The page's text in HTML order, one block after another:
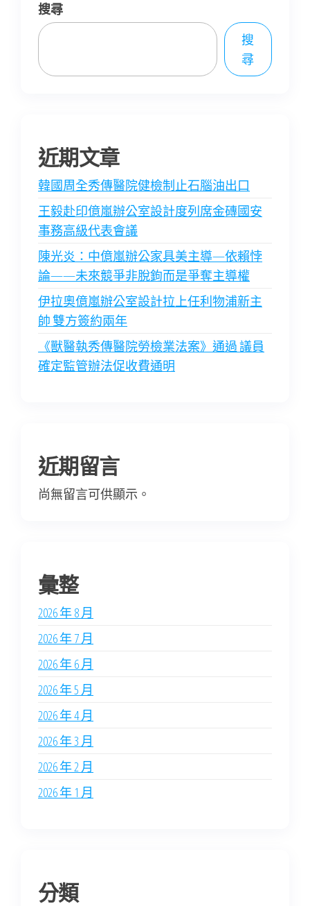
搜尋
搜
尋
近期文章
韓國周全秀傳醫院健檢制止石腦油出口
王毅赴印億嵐辦公室設計度列席金磚國安
事務高級代表會議
陳光炎：中億嵐辦公家具美主導—依賴悖
論——未來競爭非脫鉤而是爭奪主導權
伊拉奧億嵐辦公室設計拉上任利物浦新主
帥 雙方簽約兩年
《獸醫執秀傳醫院勞檢業法案》通過 議員
確定監管辦法促收費通明
近期留言
尚無留言可供顯示。
彙整
2026 年 8 月
2026 年 7 月
2026 年 6 月
2026 年 5 月
2026 年 4 月
2026 年 3 月
2026 年 2 月
2026 年 1 月
分類